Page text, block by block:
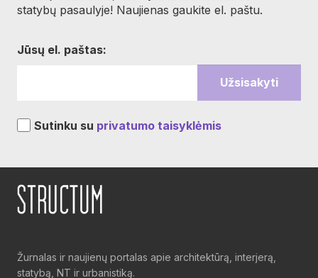
statybų pasaulyje! Naujienas gaukite el. paštu.
Jūsų el. paštas:
Sutinku su privatumo taisyklėmis
Žurnalas ir naujienų portalas apie architektūrą, interjerą,
statybą, NT ir urbanistiką.